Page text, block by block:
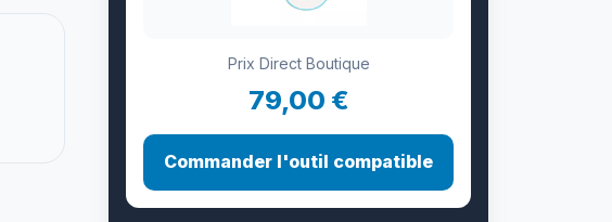
Prix Direct Boutique
79,00 €
Commander l'outil compatible